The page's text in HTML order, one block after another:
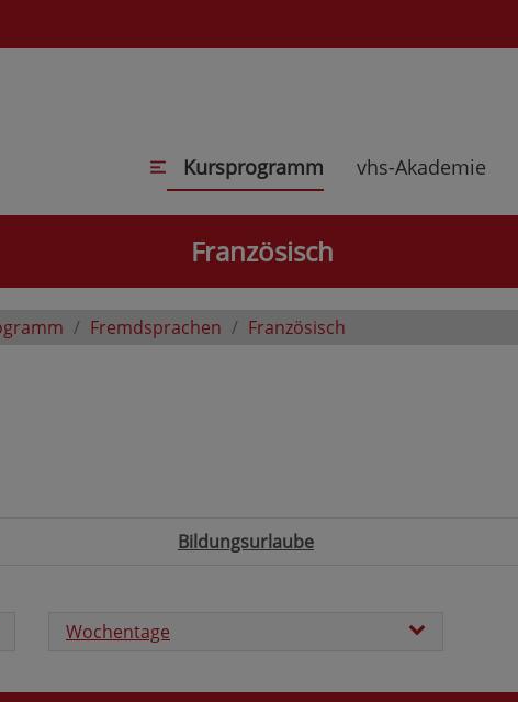
Kursprogramm vhs-Akademie
Französisch
Fremdsprachen Französisch
Bildungsurlaube
Wochentage